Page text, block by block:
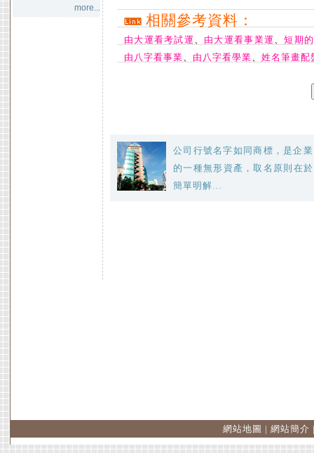
more...
相關參考資料：
由大運看考試運 、 由大運看事業運 、短期
由八字看事業、 由八字看學業、 姓名筆畫配
公司行號名字如同商標，是企業
的一種無形資產，取名原則在於
簡單明解…
網站地圖 | 網站簡介